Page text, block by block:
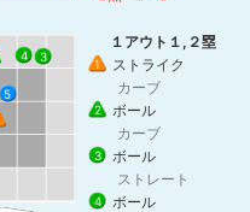
3
4
5
１アウト１,２塁
1 ストライク
カーブ
2 ボール
カーブ
3 ボール
ストレート
4 ボール